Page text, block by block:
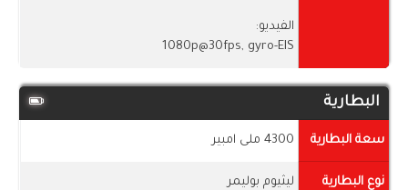
الفيديو:
1080p@30fps, gyro-EIS
البطارية
سعة البطارية 4300 ملى امبير
نوع البطارية ليثيوم بوليمر